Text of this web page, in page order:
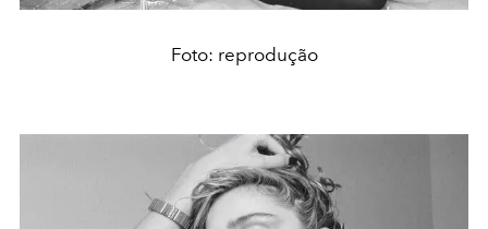
Foto: reprodução